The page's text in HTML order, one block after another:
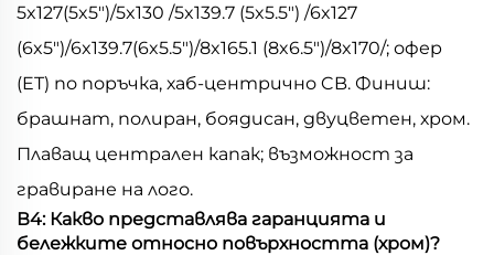
5x127(5x5")/5x130 /5x139.7 (5x5.5") /6x127
(6x5")/6x139.7(6x5.5")/8x165.1 (8x6.5")/8x170/; офер
(ET) по поръчка, хаб-центрично CB. Финиш:
брашнат, полиран, боядисан, двуцветен, хром.
Плаващ централен капак; възможност за
гравиране на лого.
В4: Какво представлява гаранцията и
бележките относно повърхността (хром)?